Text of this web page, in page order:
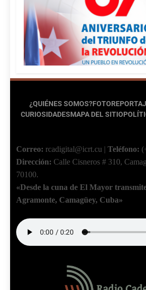
¿QUIÉNES SOMOS?
CURIOSIDADESMAPA DEL SITIO
Correo: rcadigital@icrt.cu | Teléfono:
Dirección: Calle Cisneros # 310,
70100.
«Desde la cuna de El Mayor
Agramonte, Camagüey, Cuba»